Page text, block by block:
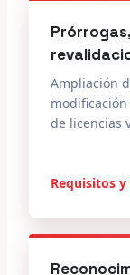
Ampliación
de licencias
Requisitos